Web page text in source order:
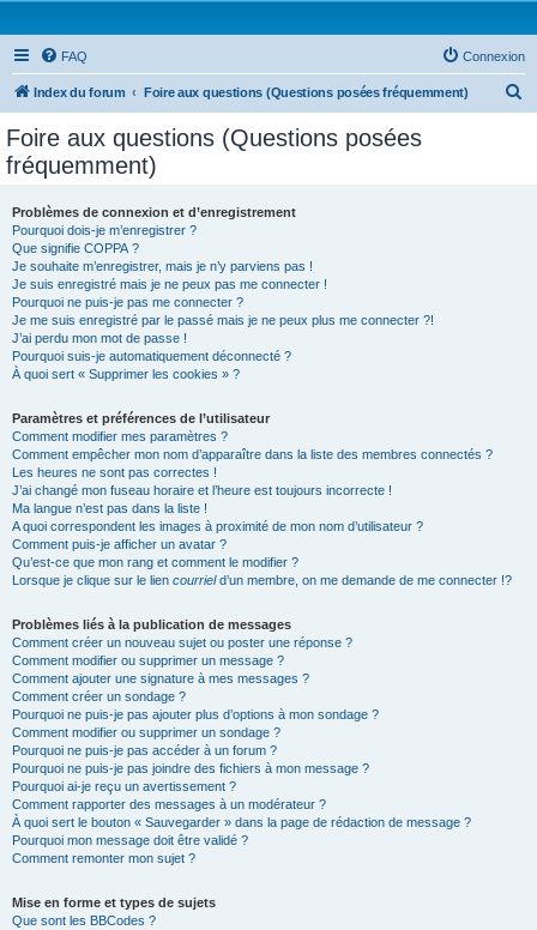
FAQ Connexion
Index du forum Foire aux questions (Questions posées fréquemment)
Foire aux questions (Questions posées
fréquemment)
Problèmes de connexion et d’enregistrement
Pourquoi dois-je m’enregistrer ?
Que signifie COPPA ?
Je souhaite m’enregistrer, mais je n’y parviens pas !
Je suis enregistré mais je ne peux pas me connecter !
Pourquoi ne puis-je pas me connecter ?
Je me suis enregistré par le passé mais je ne peux plus me connecter ?!
J’ai perdu mon mot de passe !
Pourquoi suis-je automatiquement déconnecté ?
À quoi sert « Supprimer les cookies » ?
Paramètres et préférences de l’utilisateur
Comment modifier mes paramètres ?
Comment empêcher mon nom d’apparaître dans la liste des membres connectés ?
Les heures ne sont pas correctes !
J’ai changé mon fuseau horaire et l’heure est toujours incorrecte !
Ma langue n’est pas dans la liste !
A quoi correspondent les images à proximité de mon nom d’utilisateur ?
Comment puis-je afficher un avatar ?
Qu’est-ce que mon rang et comment le modifier ?
Lorsque je clique sur le lien courrield’un membre, on me demande de me connecter !?
Problèmes liés à la publication de messages
Comment créer un nouveau sujet ou poster une réponse ?
Comment modifier ou supprimer un message ?
Comment ajouter une signature à mes messages ?
Comment créer un sondage ?
Pourquoi ne puis-je pas ajouter plus d’options à mon sondage ?
Comment modifier ou supprimer un sondage ?
Pourquoi ne puis-je pas accéder à un forum ?
Pourquoi ne puis-je pas joindre des fichiers à mon message ?
Pourquoi ai-je reçu un avertissement ?
Comment rapporter des messages à un modérateur ?
À quoi sert le bouton « Sauvegarder » dans la page de rédaction de message ?
Pourquoi mon message doit être validé ?
Comment remonter mon sujet ?
Mise en forme et types de sujets
Que sont les BBCodes ?